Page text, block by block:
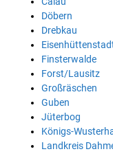
Döbern
Drebkau
Finsterwalde
Forst/Lausitz
Großräschen
Guben
Jüterbog
Königs-
Landkreis